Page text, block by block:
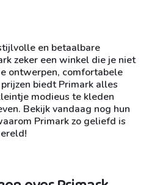
en betaalbare
zeker een winkel die je niet
ontwerpen, comfortabele
biedt Primark alles
modieus te kleden
Bekijk vandaag nog hun
Primark zo geliefd is